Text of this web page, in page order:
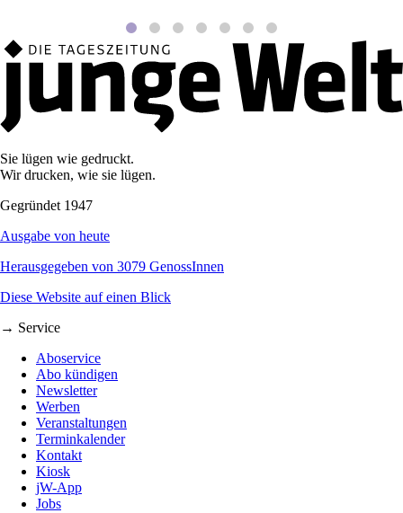
Sie lügen wie gedruckt.
Wir drucken, wie sie lügen.
Gegründet 1947
Ausgabe von heute
Herausgegeben von 3079 GenossInnen
Diese Website auf einen Blick
→ Service
Aboservice
Abo kündigen
Newsletter
Werben
Veranstaltungen
Terminkalender
Kontakt
Kiosk
jW-App
Jobs